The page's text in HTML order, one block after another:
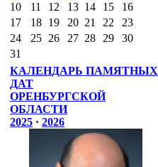
10
11 12 13 14 15
16
17
18 19 20 21 22
23
24
25 26 27 28 29
30
31
КАЛЕНДАРЬ ПАМЯТНЫХ
ДАТ
ОРЕНБУРГСКОЙ
ОБЛАСТИ
2025 · 2026